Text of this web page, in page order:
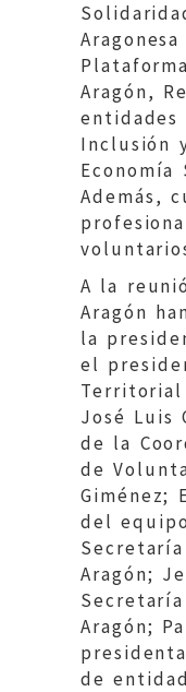
Aragón,
entidades
Inclusión
Economía
Además,
A la
Aragón
la
el
Territorial
José Luis
de la
de
Giménez;
del
Aragón;
Aragón;
de